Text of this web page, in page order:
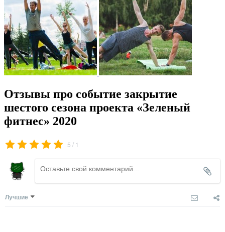
Отзывы про событие закрытие
шестого сезона проекта «Зеленый
фитнес» 2020
5 / 1
Лучшие